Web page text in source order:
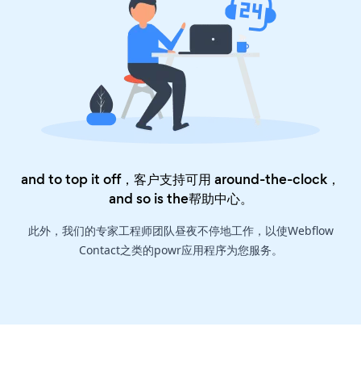
and to top it off，客户支持可用 around-the-clock，
and so is the帮助中心。
此外，我们的专家工程师团队昼夜不停地工作，以使Webflow
Contact之类的powr应用程序为您服务。